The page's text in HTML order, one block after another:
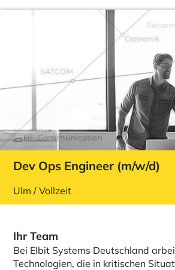
Dev Ops Engineer (m/w/d)
Ulm / Vollzeit
Ihr Team
Bei Elbit Systems Deutschland
Technologien, die in kritischen